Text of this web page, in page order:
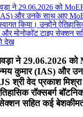
ने 29.06.2026
कुमार (IAS) और
श्री वेद प्रकाश मिश्रा
रॉक्सबर्ग
सहित कई